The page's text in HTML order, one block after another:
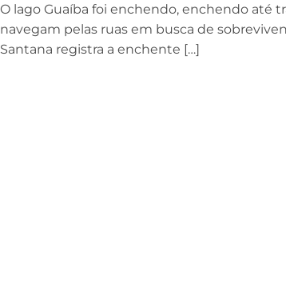
O lago Guaíba foi enchendo, enchendo até
navegam pelas ruas em busca de
Santana registra a enchente […]